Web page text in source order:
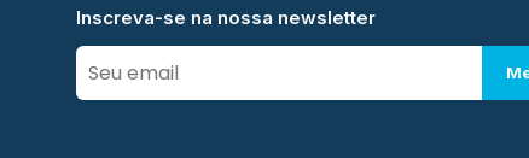
Inscreva-se na nossa newsletter